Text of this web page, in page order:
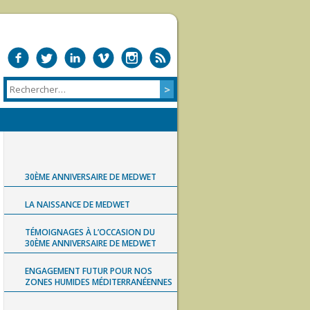
30ÈME ANNIVERSAIRE DE MEDWET
LA NAISSANCE DE MEDWET
TÉMOIGNAGES À L’OCCASION DU
30ÈME ANNIVERSAIRE DE MEDWET
ENGAGEMENT FUTUR POUR NOS
ZONES HUMIDES MÉDITERRANÉENNES